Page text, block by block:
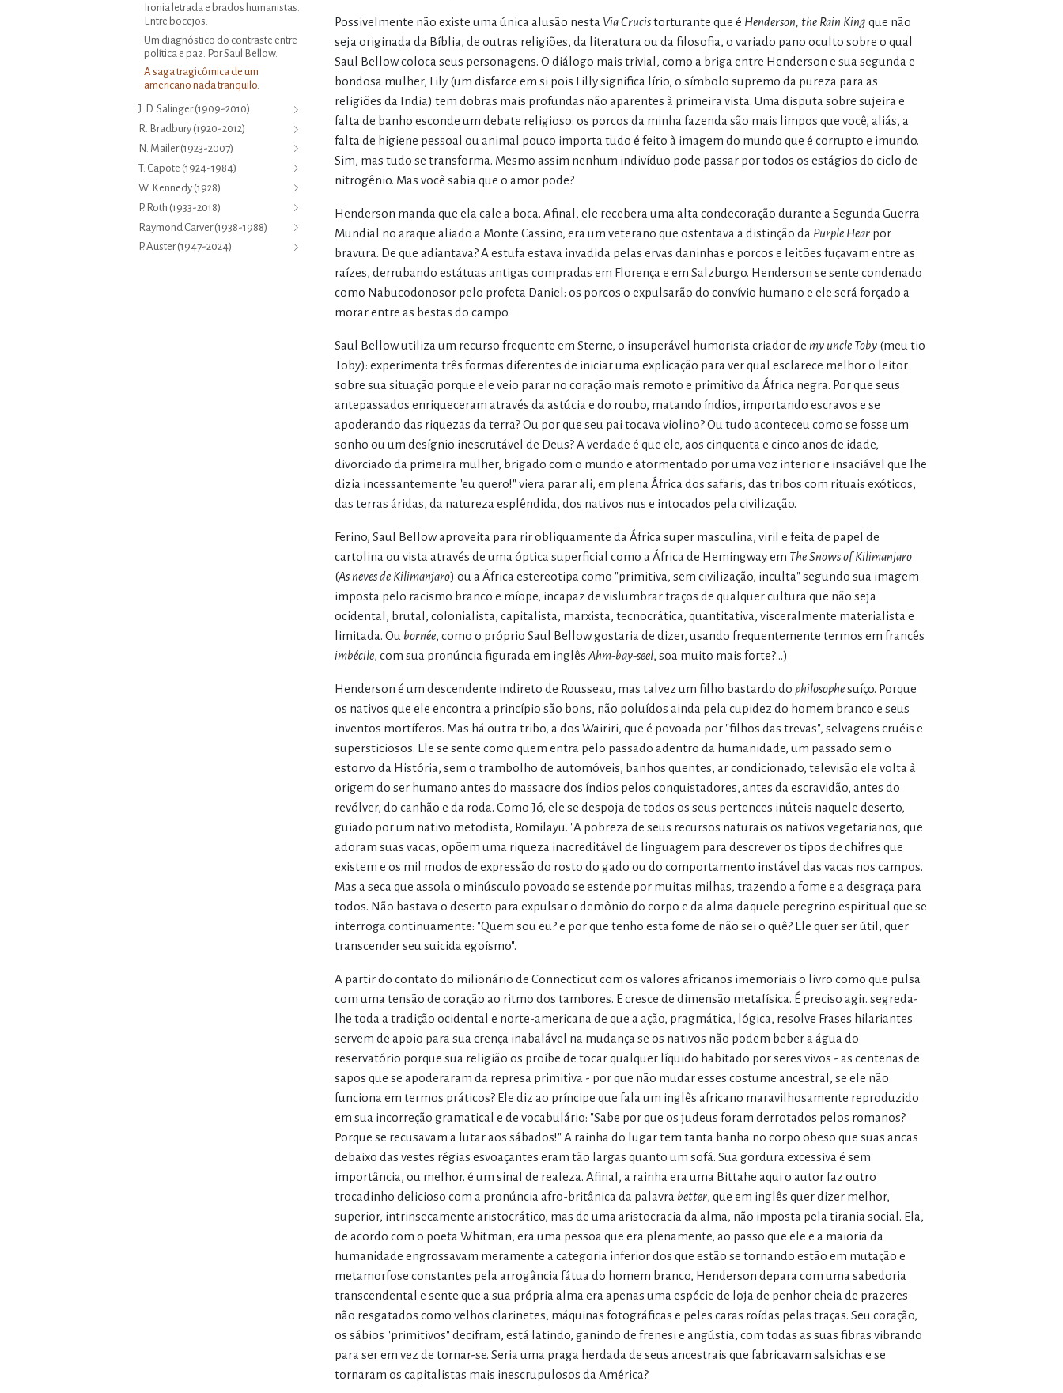
Ironia letrada e brados humanistas.
Entre bocejos.
Um diagnóstico do contraste entre
política e paz. Por Saul Bellow.
A saga tragicômica de um
americano nada tranquilo.
J. D. Salinger (1909-2010)
R. Bradbury (1920-2012)
N. Mailer (1923-2007)
T. Capote (1924-1984)
W. Kennedy (1928)
P. Roth (1933-2018)
Raymond Carver (1938-1988)
P. Auster (1947-2024)
Possivelmente não existe uma única alusão nesta Via Crucistorturante que é Henderson, the Rain King que não
seja originada da Bíblia, de outras religiões, da literatura ou da filosofia, o variado pano oculto sobre o qual
Saul Bellow coloca seus personagens. O diálogo mais trivial, como a briga entre Henderson e sua segunda e
bondosa mulher, Lily (um disfarce em si pois Lilly significa lírio, o símbolo supremo da pureza para as
religiões da India) tem dobras mais profundas não aparentes à primeira vista. Uma disputa sobre sujeira e
falta de banho esconde um debate religioso: os porcos da minha fazenda são mais limpos que você, aliás, a
falta de higiene pessoal ou animal pouco importa tudo é feito à imagem do mundo que é corrupto e imundo.
Sim, mas tudo se transforma. Mesmo assim nenhum indivíduo pode passar por todos os estágios do ciclo de
nitrogênio. Mas você sabia que o amor pode?
Henderson manda que ela cale a boca. Afinal, ele recebera uma alta condecoração durante a Segunda Guerra
Mundial no araque aliado a Monte Cassino, era um veterano que ostentava a distinção da Purple Hearpor
bravura. De que adiantava? A estufa estava invadida pelas ervas daninhas e porcos e leitões fuçavam entre as
raízes, derrubando estátuas antigas compradas em Florença e em Salzburgo. Henderson se sente condenado
como Nabucodonosor pelo profeta Daniel: os porcos o expulsarão do convívio humano e ele será forçado a
morar entre as bestas do campo.
Saul Bellow utiliza um recurso frequente em Sterne, o insuperável humorista criador de my uncle Toby(meu tio
Toby): experimenta três formas diferentes de iniciar uma explicação para ver qual esclarece melhor o leitor
sobre sua situação porque ele veio parar no coração mais remoto e primitivo da África negra. Por que seus
antepassados enriqueceram através da astúcia e do roubo, matando índios, importando escravos e se
apoderando das riquezas da terra? Ou por que seu pai tocava violino? Ou tudo aconteceu como se fosse um
sonho ou um desígnio inescrutável de Deus? A verdade é que ele, aos cinquenta e cinco anos de idade,
divorciado da primeira mulher, brigado com o mundo e atormentado por uma voz interior e insaciável que lhe
dizia incessantemente "eu quero!" viera parar ali, em plena África dos safaris, das tribos com rituais exóticos,
das terras áridas, da natureza esplêndida, dos nativos nus e intocados pela civilização.
Ferino, Saul Bellow aproveita para rir obliquamente da África super masculina, viril e feita de papel de
cartolina ou vista através de uma óptica superficial como a África de Hemingway em The Snows of Kilimanjaro
(As neves de Kilimanjaro) ou a África estereotipa como "primitiva, sem civilização, inculta" segundo sua imagem
imposta pelo racismo branco e míope, incapaz de vislumbrar traços de qualquer cultura que não seja
ocidental, brutal, colonialista, capitalista, marxista, tecnocrática, quantitativa, visceralmente materialista e
limitada. Ou bornée, como o próprio Saul Bellow gostaria de dizer, usando frequentemente termos em francês
imbécile, com sua pronúncia figurada em inglês Ahm-bay-seel, soa muito mais forte?...)
Henderson é um descendente indireto de Rousseau, mas talvez um filho bastardo do philosophesuíço. Porque
os nativos que ele encontra a princípio são bons, não poluídos ainda pela cupidez do homem branco e seus
inventos mortíferos. Mas há outra tribo, a dos Wairiri, que é povoada por "filhos das trevas", selvagens cruéis e
supersticiosos. Ele se sente como quem entra pelo passado adentro da humanidade, um passado sem o
estorvo da História, sem o trambolho de automóveis, banhos quentes, ar condicionado, televisão ele volta à
origem do ser humano antes do massacre dos índios pelos conquistadores, antes da escravidão, antes do
revólver, do canhão e da roda. Como Jó, ele se despoja de todos os seus pertences inúteis naquele deserto,
guiado por um nativo metodista, Romilayu. "A pobreza de seus recursos naturais os nativos vegetarianos, que
adoram suas vacas, opõem uma riqueza inacreditável de linguagem para descrever os tipos de chifres que
existem e os mil modos de expressão do rosto do gado ou do comportamento instável das vacas nos campos.
Mas a seca que assola o minúsculo povoado se estende por muitas milhas, trazendo a fome e a desgraça para
todos. Não bastava o deserto para expulsar o demônio do corpo e da alma daquele peregrino espiritual que se
interroga continuamente: "Quem sou eu? e por que tenho esta fome de não sei o quê? Ele quer ser útil, quer
transcender seu suicida egoísmo".
A partir do contato do milionário de Connecticut com os valores africanos imemoriais o livro como que pulsa
com uma tensão de coração ao ritmo dos tambores. E cresce de dimensão metafísica. É preciso agir. segreda-
lhe toda a tradição ocidental e norte-americana de que a ação, pragmática, lógica, resolve Frases hilariantes
servem de apoio para sua crença inabalável na mudança se os nativos não podem beber a água do
reservatório porque sua religião os proíbe de tocar qualquer líquido habitado por seres vivos - as centenas de
sapos que se apoderaram da represa primitiva - por que não mudar esses costume ancestral, se ele não
funciona em termos práticos? Ele diz ao príncipe que fala um inglês africano maravilhosamente reproduzido
em sua incorreção gramatical e de vocabulário: "Sabe por que os judeus foram derrotados pelos romanos?
Porque se recusavam a lutar aos sábados!" A rainha do lugar tem tanta banha no corpo obeso que suas ancas
debaixo das vestes régias esvoaçantes eram tão largas quanto um sofá. Sua gordura excessiva é sem
importância, ou melhor. é um sinal de realeza. Afinal, a rainha era uma Bittahe aqui o autor faz outro
trocadinho delicioso com a pronúncia afro-britânica da palavra better, que em inglês quer dizer melhor,
superior, intrinsecamente aristocrático, mas de uma aristocracia da alma, não imposta pela tirania social. Ela,
de acordo com o poeta Whitman, era uma pessoa que era plenamente, ao passo que ele e a maioria da
humanidade engrossavam meramente a categoria inferior dos que estão se tornando estão em mutação e
metamorfose constantes pela arrogância fátua do homem branco, Henderson depara com uma sabedoria
transcendental e sente que a sua própria alma era apenas uma espécie de loja de penhor cheia de prazeres
não resgatados como velhos clarinetes, máquinas fotográficas e peles caras roídas pelas traças. Seu coração,
os sábios "primitivos" decifram, está latindo, ganindo de frenesi e angústia, com todas as suas fibras vibrando
para ser em vez de tornar-se. Seria uma praga herdada de seus ancestrais que fabricavam salsichas e se
tornaram os capitalistas mais inescrupulosos da América?